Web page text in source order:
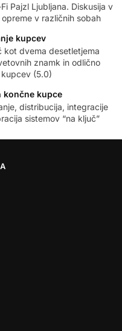
Pajzl Ljubljana. Diskusija v
v različnih sobah
kupcev
kot dvema desetletjema
znamk in odlično
(5.0)
končne kupce
distribucija, integracije
sistemov “na ključ”